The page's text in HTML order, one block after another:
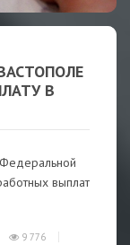
В
Федеральной
выплат
9 776